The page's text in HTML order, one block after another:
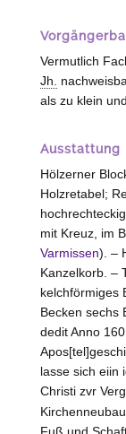
Vermutlich
Jh.
als zu klein
Ausstattung
Hölzerner
Holzretabel;
mit Kreuz, im
Varmissen). –
Kanzelkorb. –
kelchförmiges
Becken sechs
dedit Anno
lasse sich eiin
Christi zvr
Fuß und